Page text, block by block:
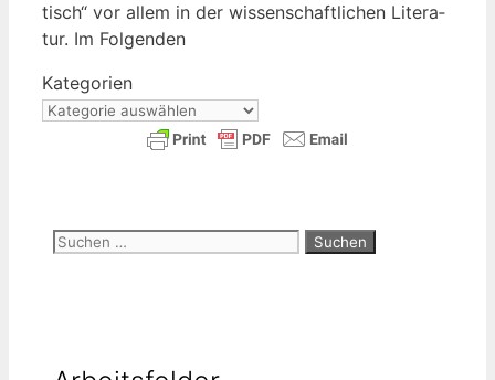
tisch“ vor allem in der wis­sen­schaft­li­chen Lite­ra­
tur. Im Folgenden
Kate­go­rien
Suchen